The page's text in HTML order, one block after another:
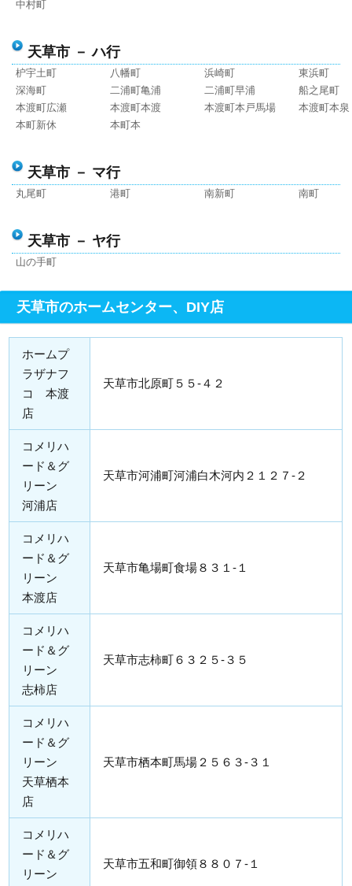
中村町
天草市 － ハ行
枦宇土町 八幡町 浜崎町
東浜町
深海町
二浦町亀浦 二浦町早浦
船之尾町
本渡町広瀬
本渡町本渡 本渡町本戸馬場
本渡町本泉
本町新休
本町本
天草市 － マ行
丸尾町 港町 南新町 南町
天草市 － ヤ行
山の手町
天草市のホームセンター、DIY店
ホームプ
ラザナフ
コ 本渡
店
天草市北原町５５-４２
コメリハ
ード＆グ
リーン
河浦店
天草市河浦町河浦白木河内２１２７-２
コメリハ
ード＆グ
リーン
本渡店
天草市亀場町食場８３１-１
コメリハ
ード＆グ
リーン
志柿店
天草市志柿町６３２５-３５
コメリハ
ード＆グ
リーン
天草栖本
店
天草市栖本町馬場２５６３-３１
コメリハ
ード＆グ
リーン
天草市五和町御領８８０７-１